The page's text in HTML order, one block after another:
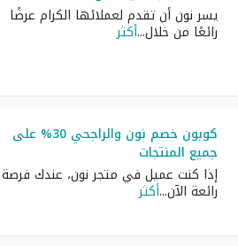
يسر نون أن تقدم لعملائها الكرام عرضًا
رائعًا من خلال...أكثر
كوبون خصم نون والراجحي 30% على
جميع المنتجات
إذا كنت عميل في متجر نون، عندك فرصة
رائعة الآن...أكثر